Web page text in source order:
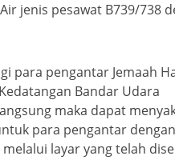
jenis pesawat B739/738
para pengantar Jemaah
Bandar Udara
maka dapat
para pengantar
layar yang telah